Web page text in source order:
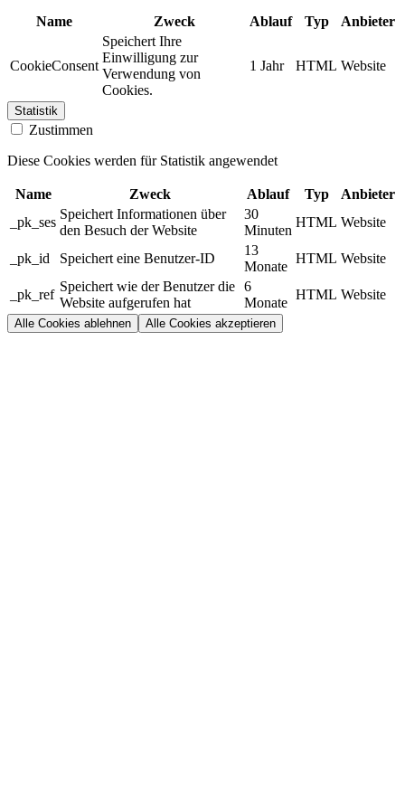
Name Zweck Ablauf Typ Anbieter
CookieConsent
Speichert Ihre
Einwilligung zur
Verwendung von
Cookies.
1 Jahr HTML Website
Statistik
Zustimmen
Diese Cookies werden für Statistik angewendet
Name Zweck Ablauf Typ
Anbieter
_pk_ses
Speichert Informationen über
den Besuch der Website
30
Minuten
HTML Website
_pk_id Speichert eine Benutzer-ID
13
Monate
HTML Website
_pk_ref
Speichert wie der Benutzer die
Website aufgerufen hat
6
Monate
HTML Website
Alle Cookies ablehnen Alle Cookies akzeptieren